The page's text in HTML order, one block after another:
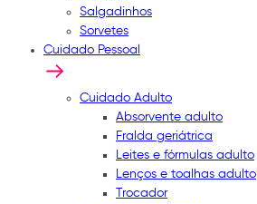
Salgadinhos
Sorvetes
Cuidado Pessoal
Cuidado Adulto
Absorvente adulto
Fralda geriátrica
Leites e fórmulas adulto
Lenços e toalhas adulto
Trocador